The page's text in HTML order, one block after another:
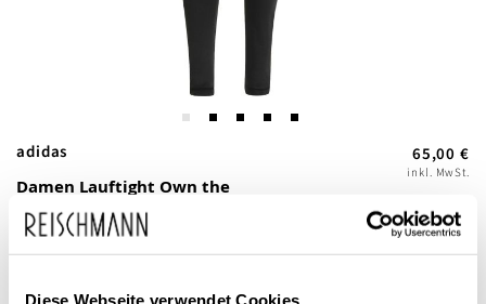
Diese Webseite verwendet Cookies
Zum
Anfang
der
Bildgalerie
adidas
Damen Lauftight Own the
Run
65,00 €
inkl. MwSt.